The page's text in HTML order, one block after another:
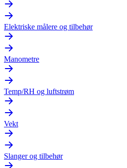
Elektriske målere og tilbehør
Manometre
Temp/RH og luftstrøm
Vekt
Slanger og tilbehør